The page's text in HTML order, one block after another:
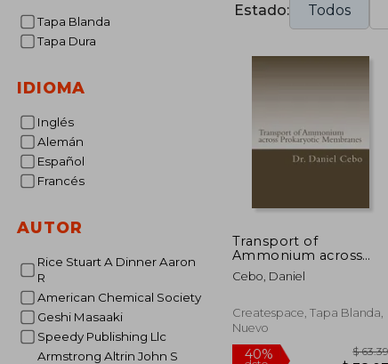
Tapa Blanda
Tapa Dura
IDIOMA
Inglés
Alemán
Español
Francés
AUTOR
Rice Stuart A Dinner Aaron
R
American Chemical Society
Geshi Masaaki
Speedy Publishing Llc
Armstrong Altrin John S
Estado: Todos
Transport of
Ammonium across
Prokaryotic
Membranes (en
Cebo, Daniel
Createspace, Tapa Blanda,
Nuevo